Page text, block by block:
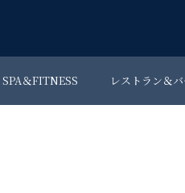
SPA＆FITNESS レストラン＆